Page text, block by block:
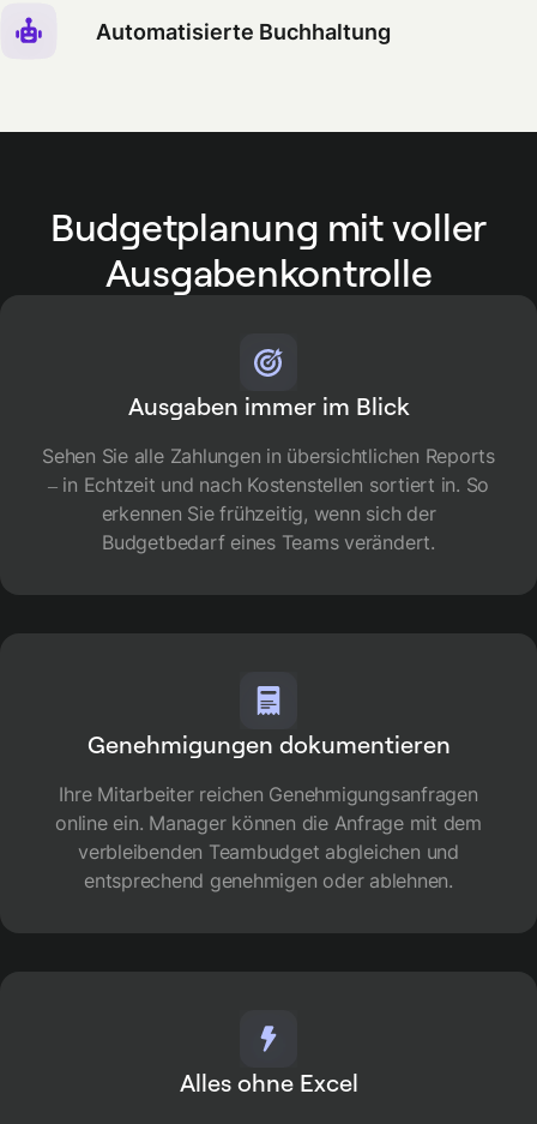
Automatisierte Buchhaltung
Budgetplanung mit voller
Ausgabenkontrolle
Ausgaben immer im Blick
Sehen Sie alle Zahlungen in übersichtlichen Reports
– in Echtzeit und nach Kostenstellen sortiert in. So
erkennen Sie frühzeitig, wenn sich der
Budgetbedarf eines Teams verändert.
Genehmigungen dokumentieren
Ihre Mitarbeiter reichen Genehmigungsanfragen
online ein. Manager können die Anfrage mit dem
verbleibenden Teambudget abgleichen und
entsprechend genehmigen oder ablehnen.
Alles ohne Excel